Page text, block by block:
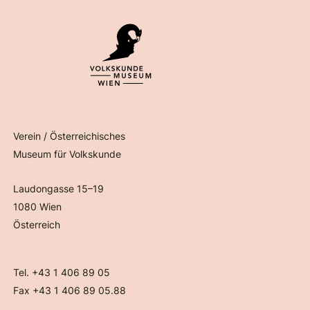
Verein / Österreichisches
Museum für Volkskunde
Laudongasse 15–19
1080 Wien
Österreich
Tel. +43 1 406 89 05
Fax +43 1 406 89 05.88